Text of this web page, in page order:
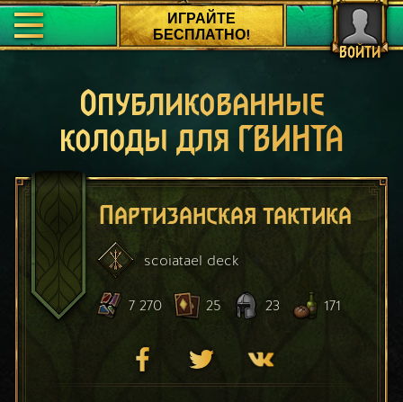
ВОЙТИ
ИГРАЙТЕ
БЕСПЛАТНО!
Опубликованные
колоды для ГВИНТА
Партизанская тактика
scoiatael deck
7 270 25 23 171